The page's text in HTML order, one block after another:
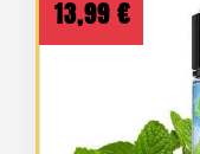
13,99 €